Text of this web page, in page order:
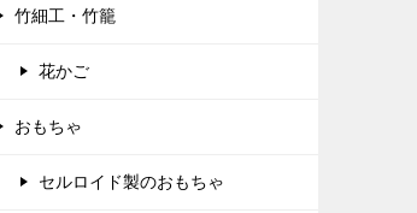
竹細工・竹籠
花かご
おもちゃ
セルロイド製のおもちゃ